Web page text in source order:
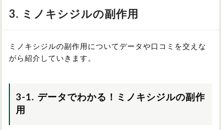
3. ミノキシジルの副作用
ミノキシジルの副作用についてデータや口コミを交えな
がら紹介していきます。
3-1. データでわかる！ミノキシジルの副作
用